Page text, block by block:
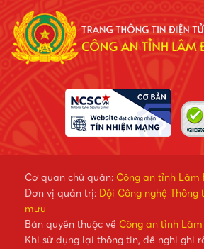
Cơ quan chủ quản: Công an tỉnh Lâm
Đơn vị quản trị: Đội Công nghệ Thông
mưu
Bản quyền thuộc về Công an tỉnh
Khi sử dụng lại thông tin, đề nghị ghi